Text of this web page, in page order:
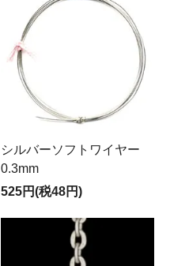
シルバーソフトワイヤー
0.3mm
525円(税48円)